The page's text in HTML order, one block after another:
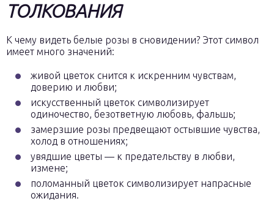
ТОЛКОВАНИЯ
К чему видеть белые розы в сновидении? Этот символ
имеет много значений:
живой цветок снится к искренним чувствам,
доверию и любви;
искусственный цветок символизирует
одиночество, безответную любовь, фальшь;
замерзшие розы предвещают остывшие чувства,
холод в отношениях;
увядшие цветы — к предательству в любви,
измене;
поломанный цветок символизирует напрасные
ожидания.